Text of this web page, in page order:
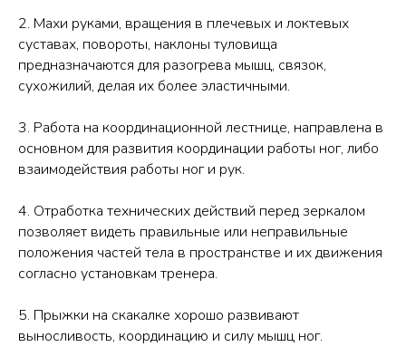
2. Махи руками, вращения в плечевых и локтевых
суставах, повороты, наклоны туловища
предназначаются для разогрева мышц, связок,
сухожилий, делая их более эластичными.
3. Работа на координационной лестнице, направлена в
основном для развития координации работы ног, либо
взаимодействия работы ног и рук.
4. Отработка технических действий перед зеркалом
позволяет видеть правильные или неправильные
положения частей тела в пространстве и их движения
согласно установкам тренера.
5. Прыжки на скакалке хорошо развивают
выносливость, координацию и силу мышц ног.